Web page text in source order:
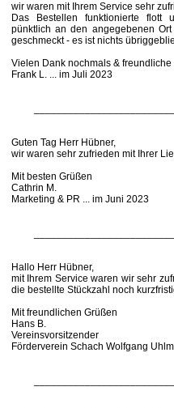
wir waren mit Ihrem Service sehr
Das Bestellen funktionierte flott
pünktlich an den angegebenen
geschmeckt - es ist nichts
Vielen Dank nochmals & freundliche
Frank L. ... im Juli 2023
Guten Tag Herr Hübner,
wir waren sehr zufrieden mit Ihrer
Mit besten Grüßen
Cathrin M.
Marketing & PR ... im Juni 2023
Hallo Herr Hübner,
mit Ihrem Service waren wir sehr
die bestellte Stückzahl noch
Mit freundlichen Grüßen
Hans B.
Vereinsvorsitzender
Förderverein Schach Wolfgang